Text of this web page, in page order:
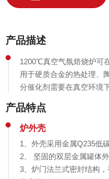
产品描述
1200℃真空气氛焙烧炉可
用于硬质合金的热处理、
分催化剂需要在真空环境
产品特点
炉外壳
1、外壳采用金属Q235低
2、 坚固的双层金属罐体
3、炉门法兰式密封结构